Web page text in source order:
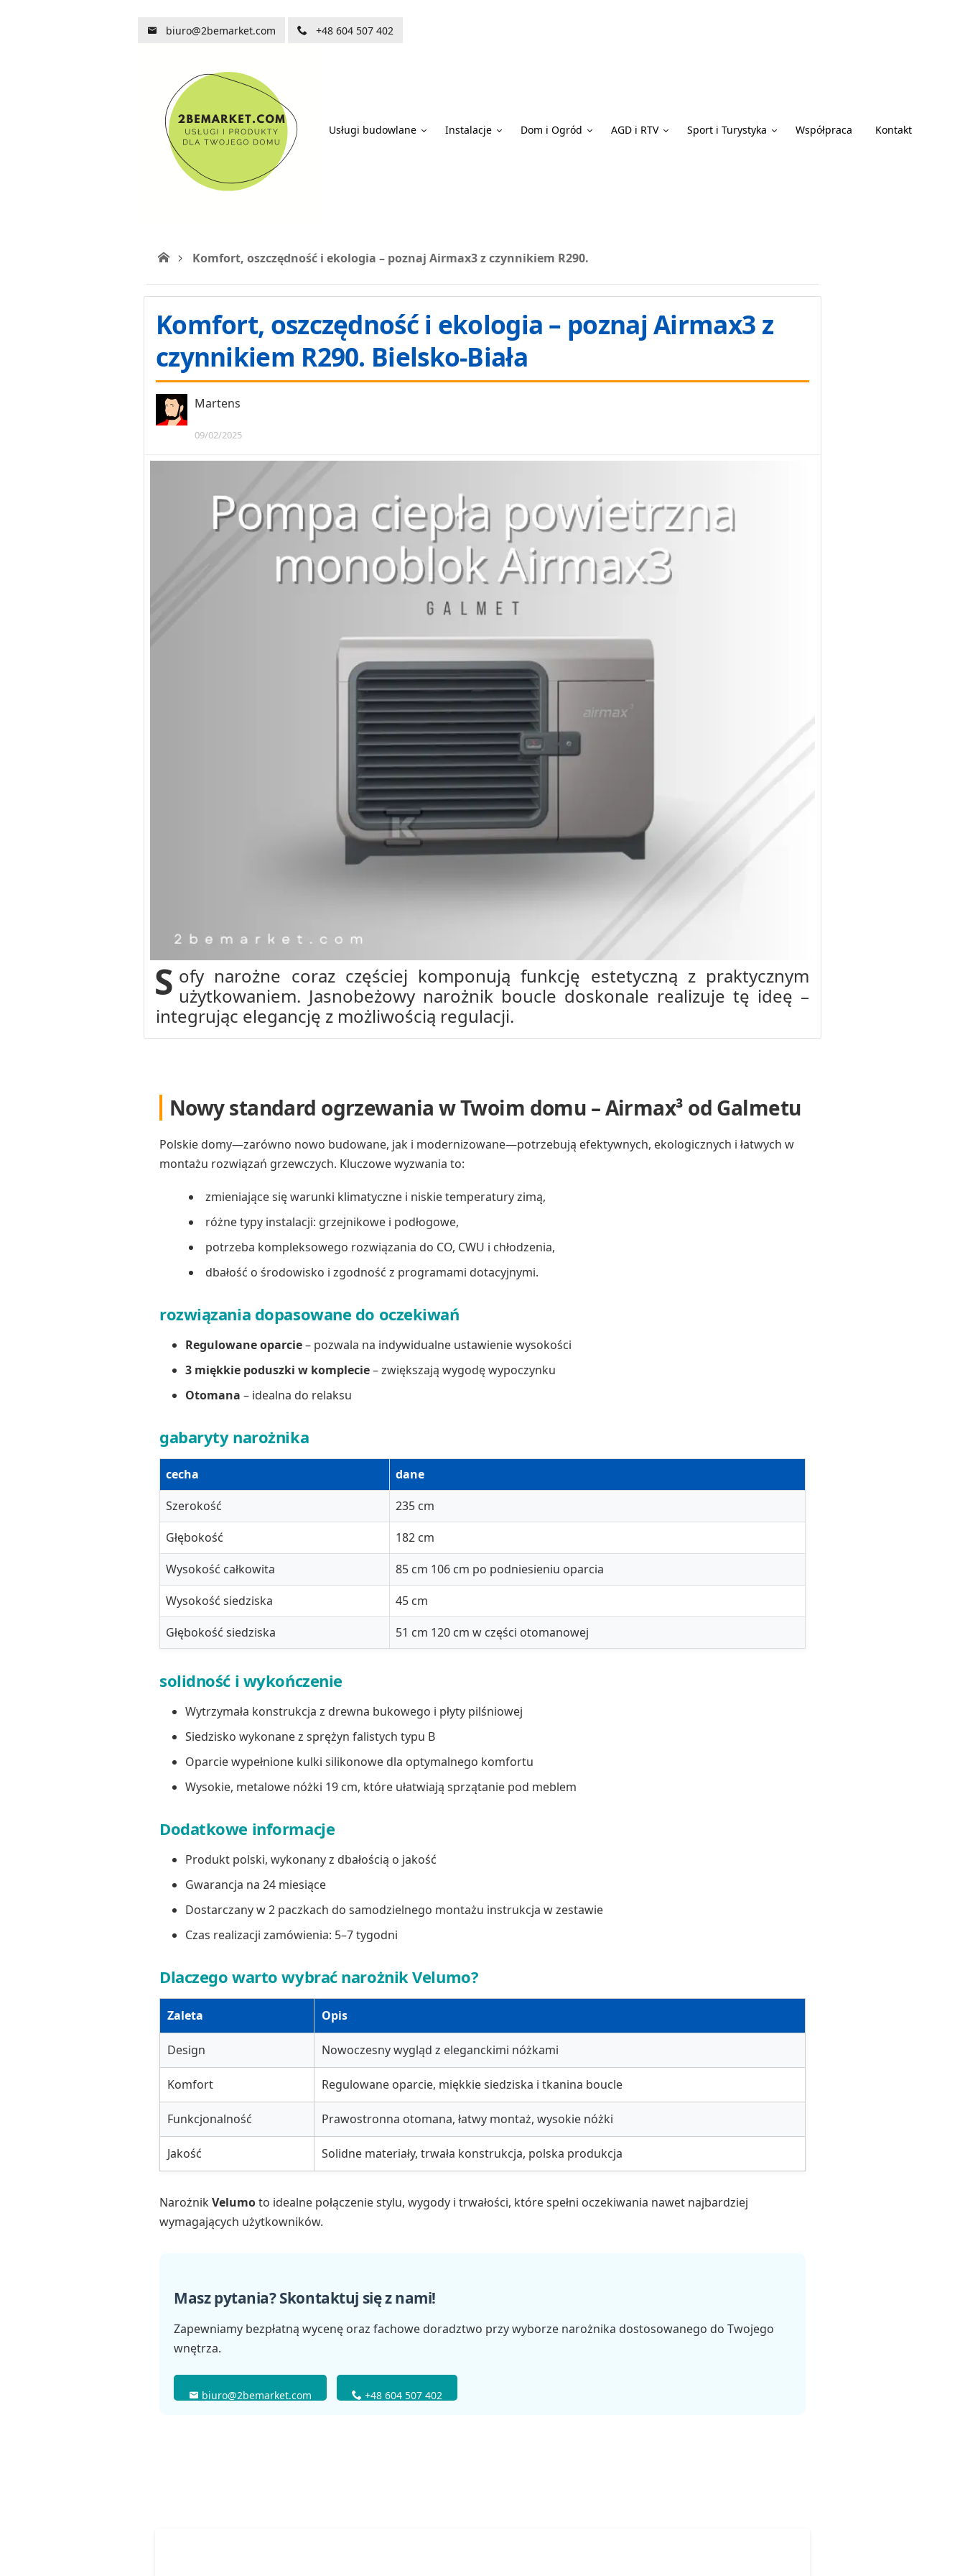
biuro@2bemarket.com +48 604 507 402
Usługi budowlane Instalacje Dom i Ogród AGD i RTV Sport i Turystyka Współpraca Kontakt
Komfort, oszczędność i ekologia – poznaj Airmax3 z czynnikiem R290.
Komfort, oszczędność i ekologia – poznaj Airmax3 z
czynnikiem R290. Bielsko-Biała
Martens
09/02/2025
S ofy narożne coraz częściej komponują funkcję estetyczną z praktycznym
użytkowaniem. Jasnobeżowy narożnik boucle doskonale realizuje tę ideę –
integrując elegancję z możliwością regulacji.
Nowy standard ogrzewania w Twoim domu – Airmax³ od Galmetu
Polskie domy—zarówno nowo budowane, jak i modernizowane—potrzebują efektywnych, ekologicznych i łatwych w
montażu rozwiązań grzewczych. Kluczowe wyzwania to:
zmieniające się warunki klimatyczne i niskie temperatury zimą,
różne typy instalacji: grzejnikowe i podłogowe,
potrzeba kompleksowego rozwiązania do CO, CWU i chłodzenia,
dbałość o środowisko i zgodność z programami dotacyjnymi.
rozwiązania dopasowane do oczekiwań
Regulowane oparcie– pozwala na indywidualne ustawienie wysokości
3 miękkie poduszki w komplecie– zwiększają wygodę wypoczynku
Otomana – idealna do relaksu
gabaryty narożnika
cecha
dane
Szerokość
235 cm
Głębokość
182 cm
Wysokość całkowita
85 cm 106 cm po podniesieniu oparcia
Wysokość siedziska
45 cm
Głębokość siedziska
51 cm 120 cm w części otomanowej
solidność i wykończenie
Wytrzymała konstrukcja z drewna bukowego i płyty pilśniowej
Siedzisko wykonane z sprężyn falistych typu B
Oparcie wypełnione kulki silikonowe dla optymalnego komfortu
Wysokie, metalowe nóżki 19 cm, które ułatwiają sprzątanie pod meblem
Dodatkowe informacje
Produkt polski, wykonany z dbałością o jakość
Gwarancja na 24 miesiące
Dostarczany w 2 paczkach do samodzielnego montażu instrukcja w zestawie
Czas realizacji zamówienia: 5–7 tygodni
Dlaczego warto wybrać narożnik Velumo?
Zaleta Opis
Design Nowoczesny wygląd z eleganckimi nóżkami
Komfort Regulowane oparcie, miękkie siedziska i tkanina boucle
Funkcjonalność Prawostronna otomana, łatwy montaż, wysokie nóżki
Jakość Solidne materiały, trwała konstrukcja, polska produkcja
NarożnikVelumoto idealne połączenie stylu, wygody i trwałości, które spełni oczekiwania nawet najbardziej
wymagających użytkowników.
Masz pytania? Skontaktuj się z nami!
Zapewniamy bezpłatną wycenę oraz fachowe doradztwo przy wyborze narożnika dostosowanego do Twojego
wnętrza.
biuro@2bemarket.com +48 604 507 402